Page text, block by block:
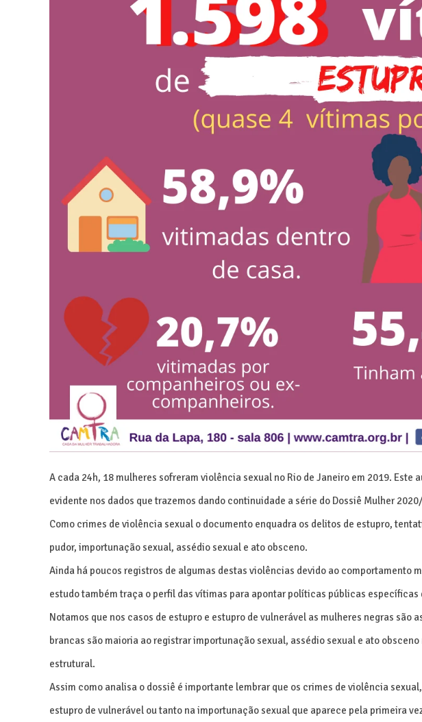
A cada 24h, 18 mulheres sofreram violência sexual no Rio de Janeiro em 2019. Este
evidente nos dados que trazemos dando continuidade a série do Dossiê Mulher
Como crimes de violência sexual o documento enquadra os delitos de estupro,
pudor, importunação sexual, assédio sexual e ato obsceno.
Ainda há poucos registros de algumas destas violências devido ao comportamento
estudo também traça o perfil das vítimas para apontar políticas públicas específicas
Notamos que nos casos de estupro e estupro de vulnerável as mulheres negras são
brancas são maioria ao registrar importunação sexual, assédio sexual e ato
estrutural.
Assim como analisa o dossiê é importante lembrar que os crimes de violência
estupro de vulnerável ou tanto na importunação sexual que aparece pela primeira